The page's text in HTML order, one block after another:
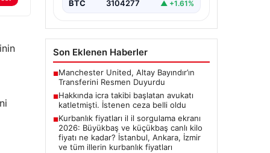
…
BTC 3104277 ▲ +1.61%
Son Eklenen Haberler
■Manchester United, Altay Bayındır’ın
Transferini Resmen Duyurdu
■Hakkında icra takibi başlatan avukatı
katletmişti. İstenen ceza belli oldu
■Kurbanlık fiyatları il il sorgulama ekranı
2026: Büyükbaş ve küçükbaş canlı kilo
fiyatı ne kadar? İstanbul, Ankara, İzmir
ve tüm illerin kurbanlık fiyatları